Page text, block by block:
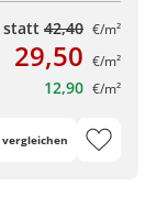
statt 42,40 €/m²
29,50 €/m²
12,90 €/m²
vergleichen